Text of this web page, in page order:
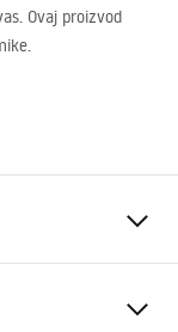
Ovaj proizvod